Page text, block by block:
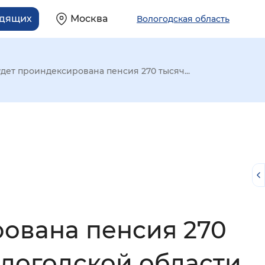
Москва Вологодская область
проиндексирована пенсия 270 тысяч...
пенсия 270